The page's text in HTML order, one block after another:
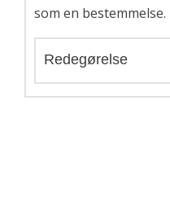
som en bestemmelse.
Redegørelse